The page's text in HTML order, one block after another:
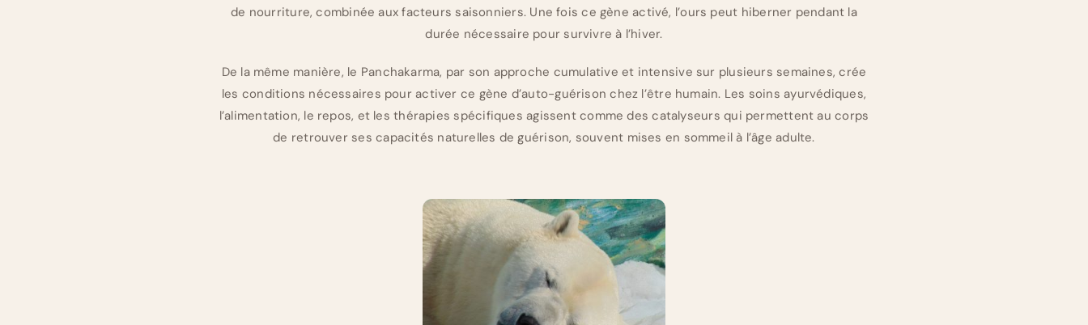
de nourriture, combinée aux facteurs saisonniers. Une fois ce gène activé, l’ours peut hiberner pendant la
durée nécessaire pour survivre à l’hiver.
De la même manière, le Panchakarma, par son approche cumulative et intensive sur plusieurs semaines, crée
les conditions nécessaires pour activer ce gène d’auto-guérison chez l’être humain. Les soins ayurvédiques,
l’alimentation, le repos, et les thérapies spécifiques agissent comme des catalyseurs qui permettent au corps
de retrouver ses capacités naturelles de guérison, souvent mises en sommeil à l’âge adulte.